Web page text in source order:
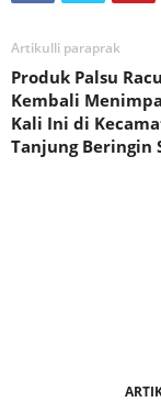
Artikulli paraprak
Produk Palsu
Kembali
Kali Ini di
Tanjung Beringin